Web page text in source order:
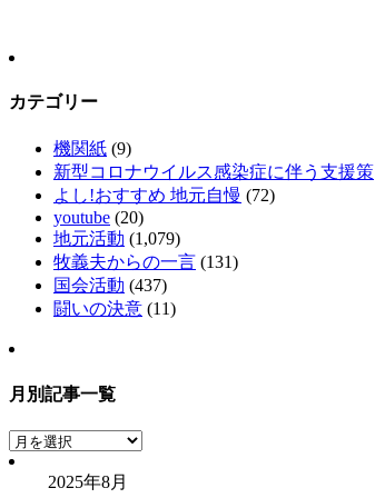
カテゴリー
機関紙 (9)
新型コロナウイルス感染症に伴う支援策
よし!おすすめ 地元自慢 (72)
youtube (20)
地元活動 (1,079)
牧義夫からの一言 (131)
国会活動 (437)
闘いの決意 (11)
月別記事一覧
月
別
2025年8月